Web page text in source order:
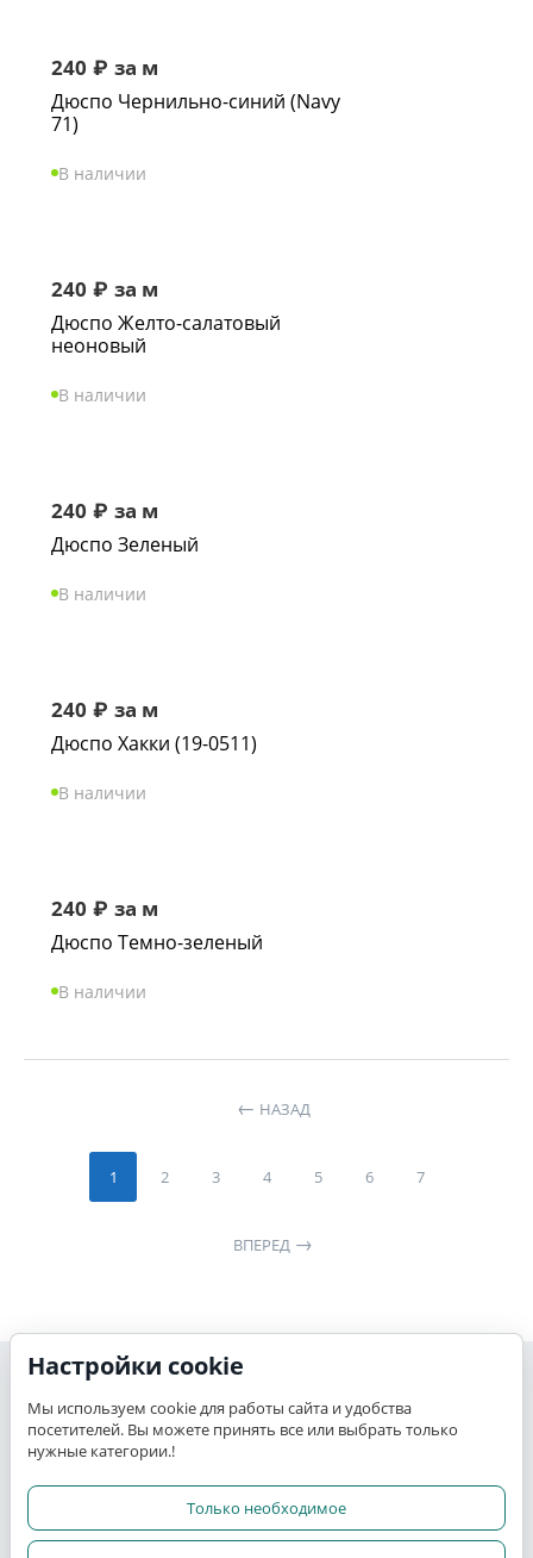
240 ₽ за м
Дюспо Чернильно-синий (Navy
71)
В наличии
240 ₽ за м
Дюспо Желто-салатовый
неоновый
В наличии
240 ₽ за м
Дюспо Зеленый
В наличии
240 ₽ за м
Дюспо Хакки (19-0511)
В наличии
240 ₽ за м
Дюспо Темно-зеленый
В наличии
НАЗАД
1 2 3 4 5 6 7
ВПЕРЕД
Моя учетная запись
K-TEX
Настройки cookie
Мы используем cookie для работы сайта и удобства
посетителей. Вы можете принять все или выбрать только
нужные категории.!
Только необходимое